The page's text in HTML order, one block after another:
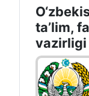
taʼlim,
vazirligi